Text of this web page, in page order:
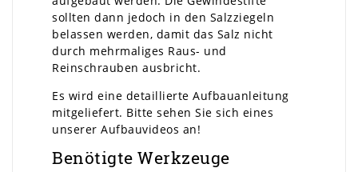
sollten dann jedoch in den Salzziegeln
belassen werden, damit das Salz nicht
durch mehrmaliges Raus- und
Reinschrauben ausbricht.
Es wird eine detaillierte Aufbauanleitung
mitgeliefert. Bitte sehen Sie sich eines
unserer Aufbauvideos an!
Benötigte Werkzeuge